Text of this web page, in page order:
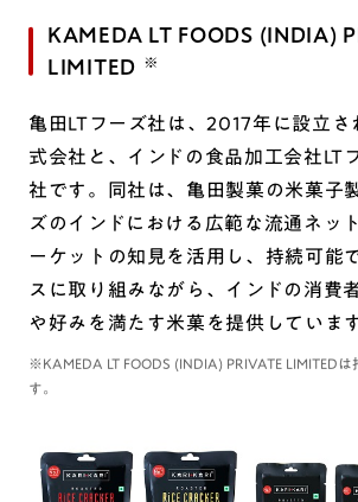
KAMEDA LT FOODS (INDIA)
LIMITED
亀田LTフーズ社は、2017年に設立さ
式会社と、インドの食品加工会社LT
社です。同社は、亀田製菓の米菓子
ズのインドにおける広範な流通ネッ
ーケットの知見を活用し、持続可能
スに取り組みながら、インドの消費
や好みを満たす米菓を提供していま
※KAMEDA LT FOODS (INDIA) PRIVATE LIMITED
す。